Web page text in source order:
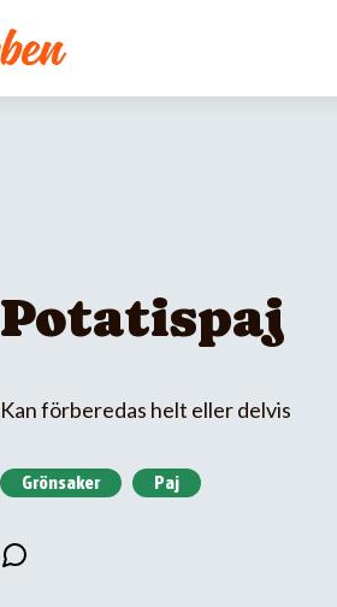
Potatispaj
Kan förberedas helt eller delvis
Grönsaker Paj